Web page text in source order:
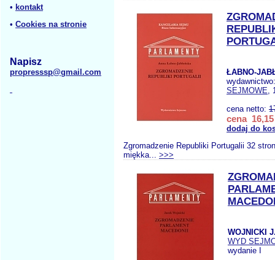
• kontakt
• Cookies na stronie
Napisz
propresssp@gmail.com
ŁABNO-
SEJMOWE,
cena netto:
cena 16,15
dodaj do
Zgromadzenie Republiki Portugalii 32
miękka... >>>
WOJNICKI
WYD
wydanie I